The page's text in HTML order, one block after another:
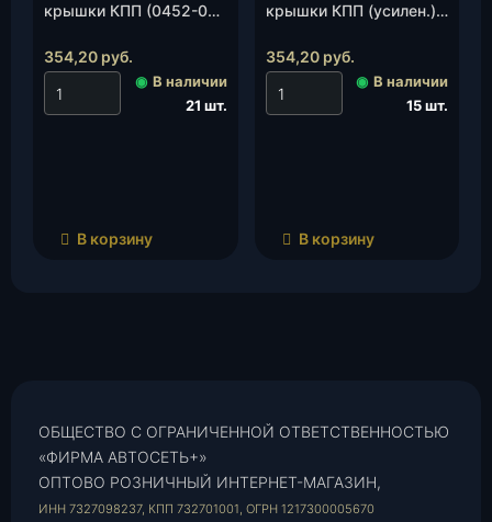
крышки КПП (0452-00-
354,20 руб.
◉ В наличии
21 шт.
В корзину
крышки КПП (усилен.)
354,20 руб.
◉ В наличии
15 шт.
В корзину
ОБЩЕСТВО С ОГРАНИЧЕННОЙ ОТВЕТСТВЕННОСТЬЮ
«ФИРМА АВТОСЕТЬ+»
ОПТОВО РОЗНИЧНЫЙ ИНТЕРНЕТ-МАГАЗИН,
ИНН 7327098237, КПП 732701001, ОГРН 1217300005670